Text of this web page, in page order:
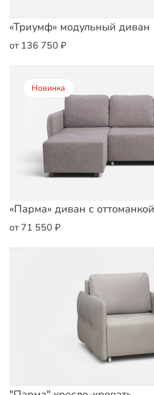
«Триумф» модульный диван
от 136 750 ₽
Новинка
«Парма» диван с оттоманкой
от 71 550 ₽